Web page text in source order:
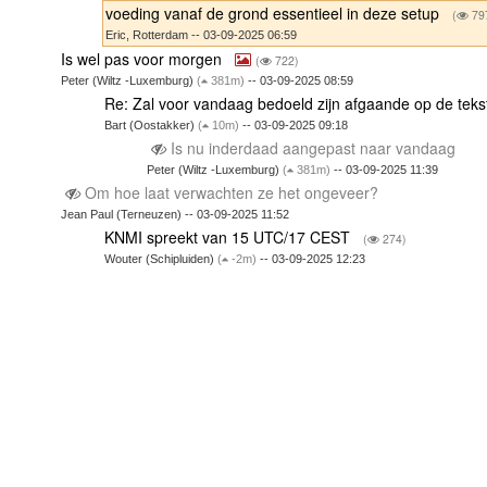
voeding vanaf de grond essentieel in deze setup (
Eric, Rotterdam -- 03-09-2025 06:59
Is wel pas voor morgen ( 722)
Peter (Wiltz -Luxemburg)( 381m) -- 03-09-2025 08:59
Re: Zal voor vandaag bedoeld zijn afgaande op de
Bart (Oostakker) ( 10m) -- 03-09-2025 09:18
Is nu inderdaad aangepast naar vandaag
Peter (Wiltz -Luxemburg)( 381m) -- 03-09-2025 11:39
Om hoe laat verwachten ze het ongeveer?
Jean Paul (Terneuzen) -- 03-09-2025 11:52
KNMI spreekt van 15 UTC/17 CEST ( 274)
Wouter (Schipluiden) ( -2m) -- 03-09-2025 12:23